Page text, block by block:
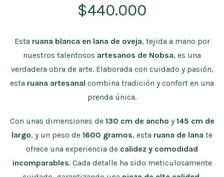
$440.000
Esta ruana blanca en lana de oveja, tejida a mano por
nuestros talentosos artesanos de Nobsa, es una
verdadera obra de arte. Elaborada con cuidado y pasión,
esta ruana artesanal combina tradición y confort en una
prenda única.
Con unas dimensiones de 130 cm de ancho y145 cm de
largo, y un peso de 1600 gramos, esta ruana de lana te
ofrece una experiencia de calidez y comodidad
incomparables. Cada detalle ha sido meticulosamente